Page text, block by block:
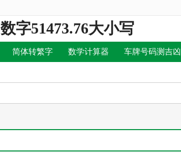
数字51473.76大小写
简体转繁字 数学计算器 车牌号码测吉凶